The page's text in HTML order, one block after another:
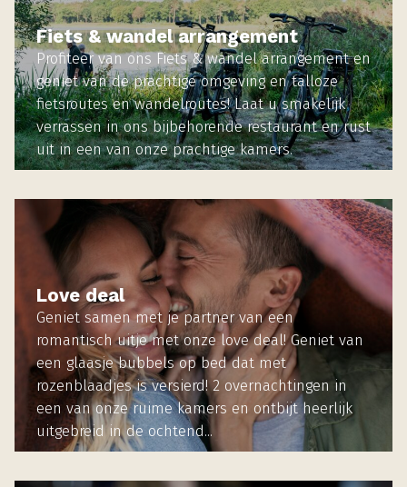
Fiets & wandel arrangement
Profiteer van ons Fiets & wandel arrangement en
geniet van de prachtige omgeving en talloze
fietsroutes en wandelroutes! Laat u smakelijk
verrassen in ons bijbehorende restaurant en rust
uit in een van onze prachtige kamers.
Love deal
Geniet samen met je partner van een
romantisch uitje met onze love deal! Geniet van
een glaasje bubbels op bed dat met
rozenblaadjes is versierd! 2 overnachtingen in
een van onze ruime kamers en ontbijt heerlijk
uitgebreid in de ochtend...